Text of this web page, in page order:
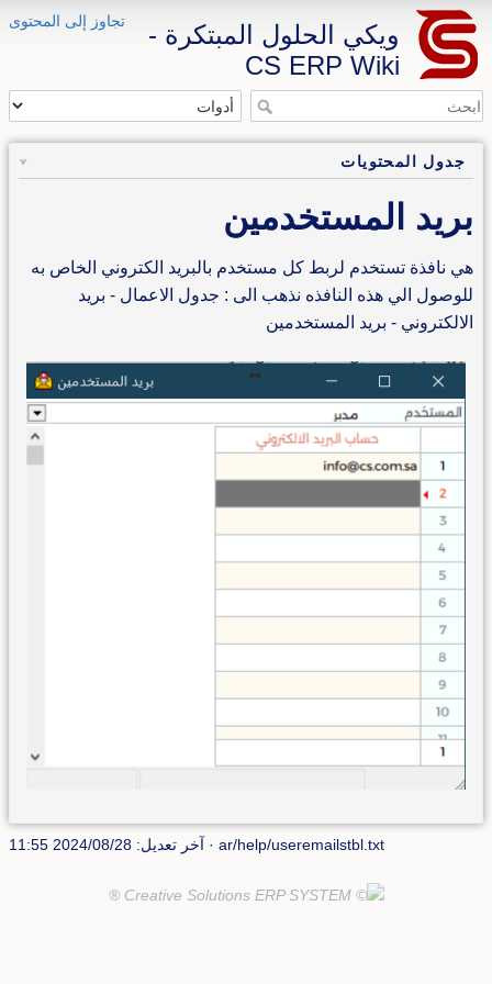
تجاوز إلى المحتوى
ويكي الحلول المبتكرة -
CS ERP Wiki
جدول المحتويات
بريد المستخدمين
هي نافذة تستخدم لربط كل مستخدم بالبريد الكتروني الخاص به
للوصول الي هذه النافذه نذهب الى : جدول الاعمال - بريد
الالكتروني - بريد المستخدمين
ar/help/useremailstbl.txt · آخر تعديل: 2024/08/28 11:55